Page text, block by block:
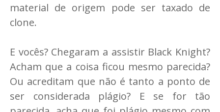
material de origem pode ser taxado de
clone.
E vocês? Chegaram a assistir Black Knight?
Acham que a coisa ficou mesmo parecida?
Ou acreditam que não é tanto a ponto de
ser considerada plágio? E se for tão